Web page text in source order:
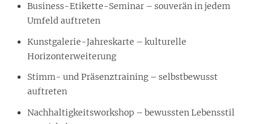
Business-Etikette-Seminar – souverän in jedem
Umfeld auftreten
Kunstgalerie-Jahreskarte – kulturelle
Horizonterweiterung
Stimm- und Präsenztraining – selbstbewusst
auftreten
Nachhaltigkeitsworkshop – bewussten Lebensstil